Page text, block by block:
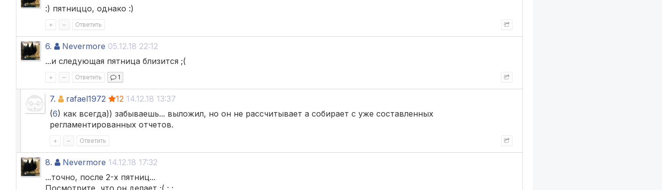
:) пятниццо, однако :)
+ – Ответить
6. Nevermore 05.12.18 22:12
...и следующая пятница близится ;(
+ – Ответить 1
7. rafael1972 12 14.12.18 13:37
(6) как всегда)) забываешь... выложил, но он не рассчитывает а собирает с уже составленных
регламентированных отчетов.
+ – Ответить
8. Nevermore 14.12.18 17:32
...точно, после 2-х пятниц...
Посмотрите, что он делает ;( ; ;